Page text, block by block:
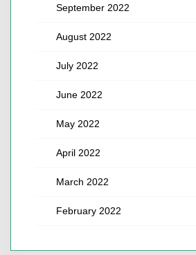
September 2022
August 2022
July 2022
June 2022
May 2022
April 2022
March 2022
February 2022